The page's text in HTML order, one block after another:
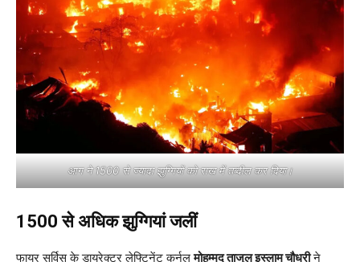
आग ने 1500 से ज्यादा झुग्गियों को राख में तब्दील कर दिया।
1500 से अधिक झुग्गियां जलीं
फायर सर्विस के डायरेक्टर लेफ्टिनेंट कर्नलमोहम्मद ताजुल इस्लाम चौधरीने